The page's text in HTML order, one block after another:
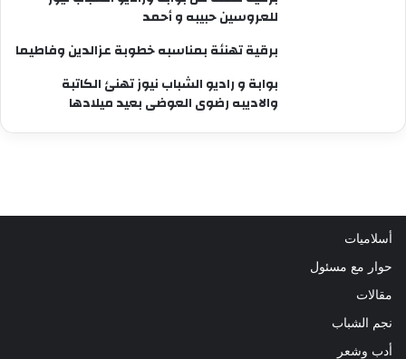
للعروسين حبيبه و أحمد
برقية تهنئة بمناسبه خطوبة عزالدين وفاطيما
بوابة و راديو الشباب نيوز تهنئ الكاتبة
والاديبه رضوى العوضى بعيد ميلادها
أسلاميات
حوار مع مسئول
مقالات
نجم الشباب
أدب وشعر